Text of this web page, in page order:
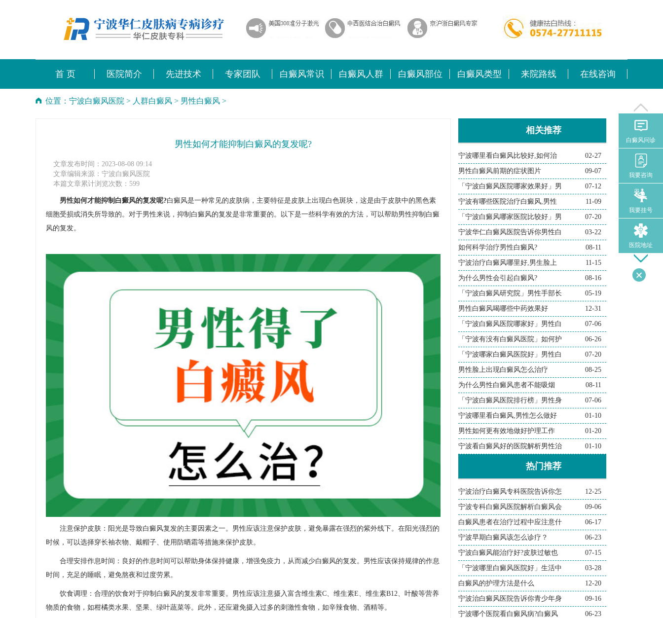
首 页 医院简介 先进技术 专家团队 白癜风常识 白癜风人群 白癜风部位 白癜风类型 来院路线 在线咨询
位置： 宁波白癜风医院 > 人群白癜风 > 男性白癜风 >
男性如何才能抑制白癜风的复发呢?
文章发布时间：2023-08-08 09:14
文章编辑来源：宁波白癜风医院
本篇文章累计浏览次数：599
男性如何才能抑制白癜风的复发呢?白癜风是一种常见的皮肤病，主要特征是皮肤上出现白色斑块，这是由于皮肤中的黑色素
细胞受损或消失所导致的。对于男性来说，抑制白癜风的复发是非常重要的。以下是一些科学有效的方法，可以帮助男性抑制白癜
风的复发。
注意保护皮肤：阳光是导致白癜风复发的主要因素之一。男性应该注意保护皮肤，避免暴露在强烈的紫外线下。在阳光强烈的
时候，可以选择穿长袖衣物、戴帽子、使用防晒霜等措施来保护皮肤。
合理安排作息时间：良好的作息时间可以帮助身体保持健康，增强免疫力，从而减少白癜风的复发。男性应该保持规律的作息
时间，充足的睡眠，避免熬夜和过度劳累。
饮食调理：合理的饮食对于抑制白癜风的复发非常重要。男性应该注意摄入富含维生素C、维生素E、维生素B12、叶酸等营养
物质的食物，如柑橘类水果、坚果、绿叶蔬菜等。此外，还应避免摄入过多的刺激性食物，如辛辣食物、酒精等。
相关推荐
宁波哪里看白癜风比较好,如何治 02-27
男性白癜风前期的症状图片 09-07
「宁波白癜风医院哪家效果好」男 07-12
宁波有哪些医院治疗白癜风,男性 11-09
「宁波白癜风哪家医院比较好」男 07-20
宁波华仁白癜风医院告诉你男性白 03-22
如何科学治疗男性白癜风? 08-11
宁波治疗白癜风哪里好,男生脸上 11-15
为什么男性会引起白癜风? 08-16
「宁波白癜风研究院」男性手部长 05-19
男性白癜风喝哪些中药效果好 12-31
「宁波白癜风医院哪家好」男性白 07-06
「宁波有没有白癜风医院」如何护 06-26
「宁波哪家白癜风医院好」男性白 07-20
男性脸上出现白癜风怎么治疗 08-25
为什么男性白癜风患者不能吸烟 08-11
「宁波白癜风医院排行榜」男性身 07-06
宁波哪里看白癜风,男性怎么做好 01-10
男性如何更有效地做好护理工作 01-20
宁波看白癜风好的医院解析男性治 01-10
热门推荐
宁波治疗白癜风专科医院告诉你怎 12-25
宁波专科白癜风医院解析白癜风会 09-06
白癜风患者在治疗过程中应注意什 06-17
宁波早期白癜风该怎么诊疗？ 06-23
宁波白癜风能治疗好?皮肤过敏也 07-15
「宁波哪里白癜风医院好」生活中 03-28
白癜风的护理方法是什么 12-20
宁波治白癜风医院告诉你青少年身 09-16
宁波哪个医院看白癜风病?白癜风 06-23
白癜风问诊
我要咨询
我要挂号
医院地址
导医问诊